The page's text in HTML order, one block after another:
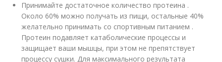
Принимайте достаточное количество протеина .
Около 60% можно получать из пищи, остальные 40%
желательно принимать со спортивным питанием .
Протеин подавляет катаболические процессы и
защищает ваши мышцы, при этом не препятствует
процессу сушки. Для максимального результата